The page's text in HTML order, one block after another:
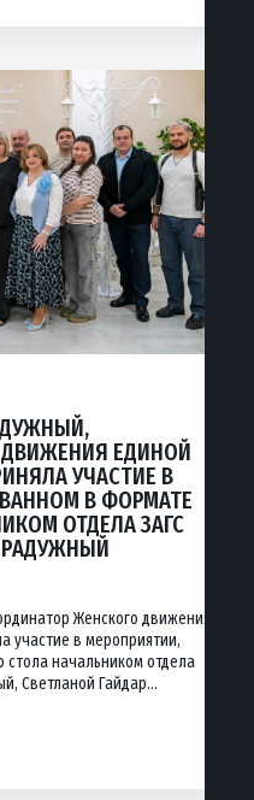
ЕДИНОЙ
УЧАСТИЕ В
В ФОРМАТЕ
ОТДЕЛА ЗАГС
Женского движения
участие в мероприятии,
стола начальником отдела
Светланой Гайдар...